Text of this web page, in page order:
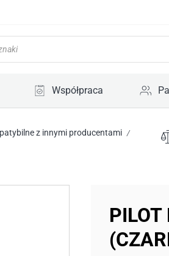
Współpraca
z innymi producentami /
PILOT